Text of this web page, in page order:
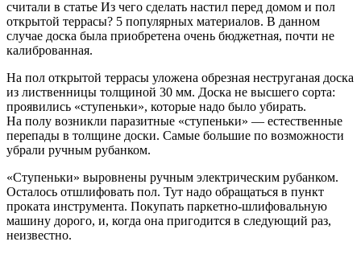
считали в статье Из чего сделать настил перед домом и пол
открытой террасы? 5 популярных материалов. В данном
случае доска была приобретена очень бюджетная, почти не
калиброванная.
На пол открытой террасы уложена обрезная неструганая доска
из лиственницы толщиной 30 мм. Доска не высшего сорта:
проявились «ступеньки», которые надо было убирать.
На полу возникли паразитные «ступеньки» — естественные
перепады в толщине доски. Самые большие по возможности
убрали ручным рубанком.
«Ступеньки» выровнены ручным электрическим рубанком.
Осталось отшлифовать пол. Тут надо обращаться в пункт
проката инструмента. Покупать паркетно-шлифовальную
машину дорого, и, когда она пригодится в следующий раз,
неизвестно.